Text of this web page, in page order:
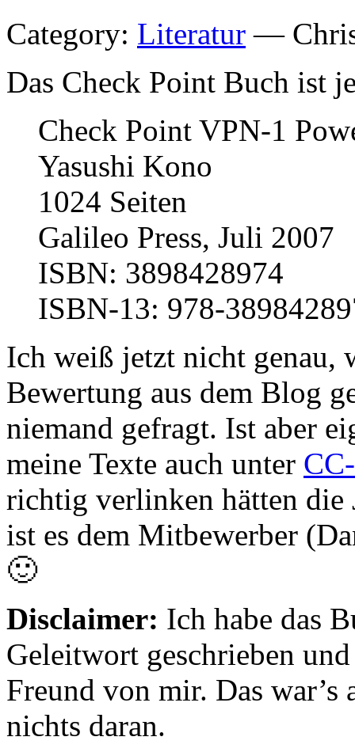
Category: Literatur —
Das Check Point Buch ist
Check Point VPN-1
Yasushi Kono
1024 Seiten
Galileo Press, Juli 2007
ISBN: 3898428974
ISBN-13: 978-
Ich weiß jetzt nicht genau,
Bewertung aus dem Blog
niemand gefragt. Ist aber
meine Texte auch unter
richtig verlinken hätten die
ist es dem Mitbewerber
🙂
Disclaimer: Ich habe das
Geleitwort geschrieben
Freund von mir. Das war’s
nichts daran.